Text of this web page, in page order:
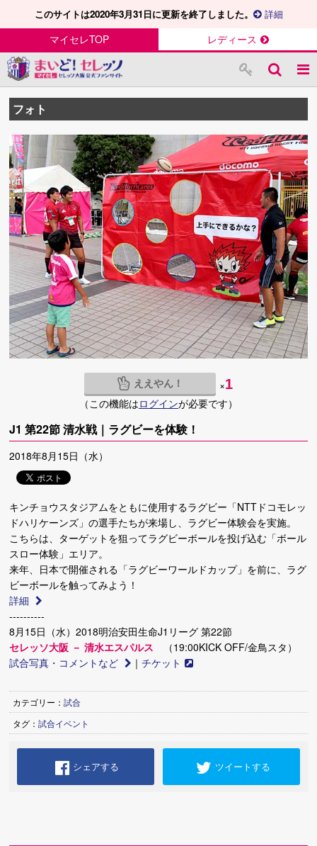
このサイトは2020年3月31日に更新を終了しました。 詳細
マイセレTOP レディース
フォト
ええやん！ ×1
（この機能はログインが必要です）
J1 第22節 清水戦｜ラグビーを体験！
2018年8月15日（水）
キンチョウスタジアムをともに使用するラグビー「NTTドコモレッ
ドハリケーンズ」の選手たちが来場し、ラグビー体験会を実施。
こちらは、ターゲットを狙ってラグビーボールを投げ込む「ボール
スロー体験」エリア。
来年、日本で開催される「ラグビーワールドカップ」を前に、ラグ
ビーボールを触ってみよう！
詳細
----------
8月15日（水）2018明治安田生命J1リーグ 第22節
セレッソ大阪 － 清水エスパルス （19:00KICK OFF/金鳥スタ）
試合写真・コメントなど
｜チケット
カテゴリー：試合
タグ：試合イベント
シェアする ツイートする